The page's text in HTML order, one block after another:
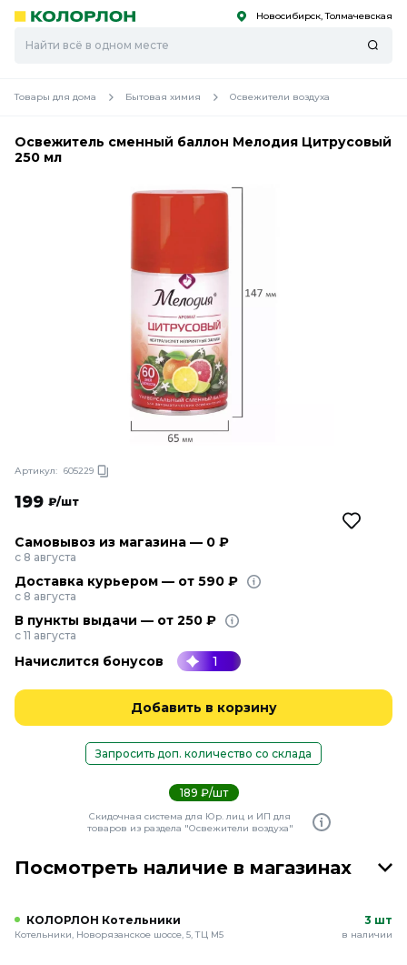
Скоро
Скоро Новосибирск, Толмачевская
Товары для дома Бытовая химия Освежители воздуха
Освежитель сменный баллон Мелодия Цитрусовый
250 мл
Артикул: 605229
199 ₽/шт
Самовывоз из магазина — 0 ₽
с 8 августа
Доставка курьером — от 590 ₽
с 8 августа
В пункты выдачи — от 250 ₽
с 11 августа
Начислится бонусов 1
Добавить в корзину
Запросить доп. количество со склада
189 ₽/шт
Скидочная система для Юр. лиц и ИП для
товаров из раздела "Освежители воздуха"
Посмотреть наличие в магазинах
КОЛОРЛОН Котельники
Котельники, Новорязанское шоссе, 5, ТЦ М5
3 шт
в наличии